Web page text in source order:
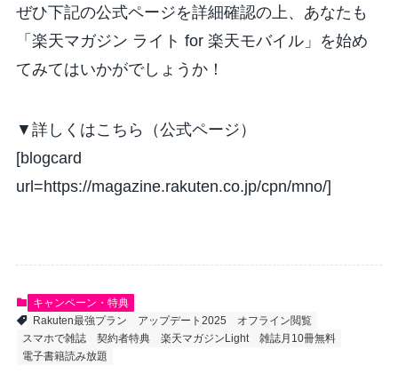
ぜひ下記の公式ページを詳細確認の上、あなたも
「楽天マガジン ライト for 楽天モバイル」を始め
てみてはいかがでしょうか！
▼詳しくはこちら（公式ページ）
[blogcard
url=https://magazine.rakuten.co.jp/cpn/mno/]
キャンペーン・特典
Rakuten最強プラン
アップデート2025
オフライン閲覧
スマホで雑誌
契約者特典 楽天マガジンLight
雑誌月10冊無料
電子書籍読み放題